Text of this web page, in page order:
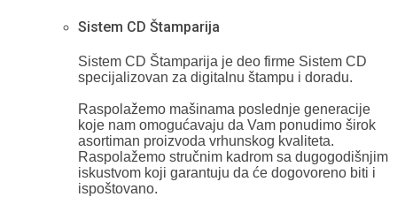
Sistem CD Štamparija
Sistem CD Štamparija je deo firme Sistem CD
specijalizovan za digitalnu štampu i doradu.
Raspolažemo mašinama poslednje generacije
koje nam omogućavaju da Vam ponudimo širok
asortiman proizvoda vrhunskog kvaliteta.
Raspolažemo stručnim kadrom sa dugogodišnjim
iskustvom koji garantuju da će dogovoreno biti i
ispoštovano.